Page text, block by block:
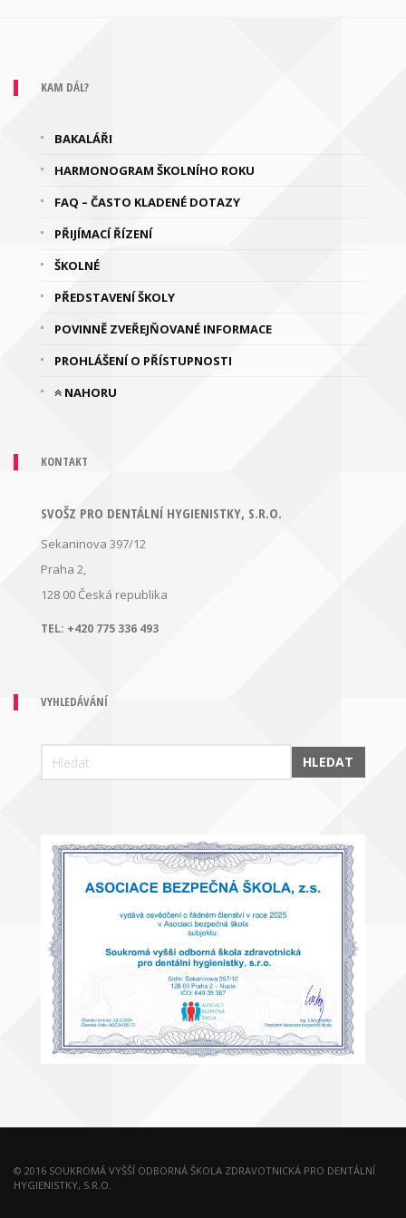
KAM DÁL?
BAKALÁŘI
HARMONOGRAM ŠKOLNÍHO ROKU
FAQ – ČASTO KLADENÉ DOTAZY
PŘIJÍMACÍ ŘÍZENÍ
ŠKOLNÉ
PŘEDSTAVENÍ ŠKOLY
POVINNĚ ZVEŘEJŇOVANÉ INFORMACE
PROHLÁŠENÍ O PŘÍSTUPNOSTI
NAHORU
KONTAKT
SVOŠZ PRO DENTÁLNÍ HYGIENISTKY, S.R.O.
Sekaninova 397/12
Praha 2,
128 00 Česká republika
TEL: +420 775 336 493
VYHLEDÁVÁNÍ
HLEDAT
© 2016 SOUKROMÁ VYŠŠÍ ODBORNÁ ŠKOLA ZDRAVOTNICKÁ PRO DENTÁLNÍ
HYGIENISTKY, S.R.O.